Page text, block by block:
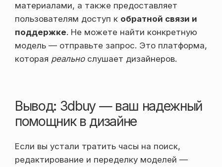
материалами, а также предоставляет
пользователям доступ к обратной связи и
поддержке. Не можете найти конкретную
модель — отправьте запрос. Это платформа,
которая реальнослушает дизайнеров.
Вывод: 3dbuy — ваш надежный
помощник в дизайне
Если вы устали тратить часы на поиск,
редактирование и переделку моделей —